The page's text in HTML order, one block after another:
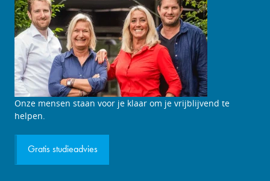
Studieadviesgesprek
aanvragen
Onze mensen staan voor je klaar om je vrijblijvend te
helpen.
Gratis studieadvies